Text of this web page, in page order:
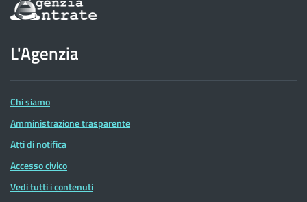
sul
dell'Agenzia
delle
Entrate
L'Agenzia
Chi siamo
Amministrazione trasparente
Atti di notifica
Accesso civico
Vedi tutti i contenuti